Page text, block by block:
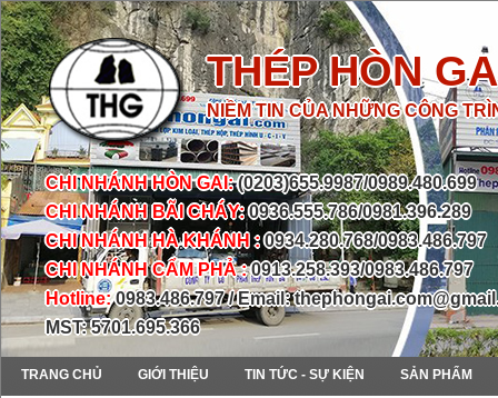
THÉP HÒN
NIỀM TIN CỦA NHỮNG CÔNG
CHI NHÁNH HÒN GAI:(0203)655.9987/0989.480.699
CHI NHÁNH BÃI CHÁY:0936.555.786/0981.396.289
CHI NHÁNH HÀ KHÁNH :0934.280.768/0983.486.797
CHI NHÁNH CẨM PHẢ :0913.258.393/0983.486.797
Hotline:0983.486.797 / Email:
MST: 5701.695.366
TRANG CHỦ GIỚI THIỆU TIN TỨC - SỰ KIỆN SẢN PHẨM